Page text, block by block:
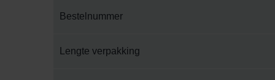
Bestelnummer
Lengte verpakking